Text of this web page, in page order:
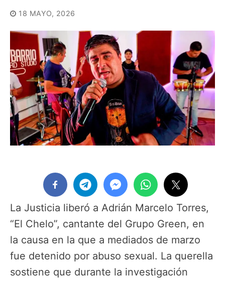
18 MAYO, 2026
La Justicia liberó a Adrián Marcelo Torres,
“El Chelo”, cantante del Grupo Green, en
la causa en la que a mediados de marzo
fue detenido por abuso sexual. La querella
sostiene que durante la investigación